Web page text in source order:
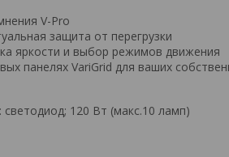
V-Pro
защита от перегрузки
яркости и выбор режимов движения
панелях VariGrid для ваших
120 Вт (макс.10 ламп)